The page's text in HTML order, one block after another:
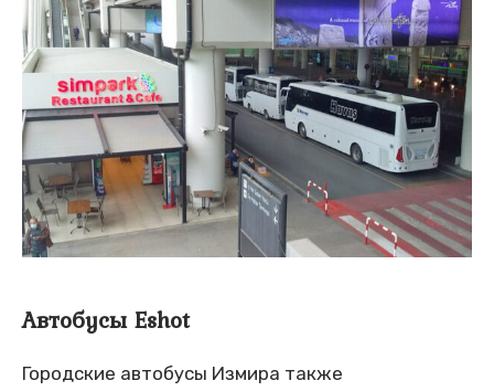
Автобусы Eshot
Городские автобусы Измира также